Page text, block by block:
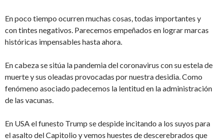
En poco tiempo ocurren muchas cosas, todas importantes y
con tintes negativos. Parecemos empeñados en lograr marcas
históricas impensables hasta ahora.
En cabeza se sitúa la pandemia del coronavirus con su estela de
muerte y sus oleadas provocadas por nuestra desidia. Como
fenómeno asociado padecemos la lentitud en la administración
de las vacunas.
En USA el funesto Trump se despide incitando a los suyos para
el asalto del Capitolio y vemos huestes de descerebrados que